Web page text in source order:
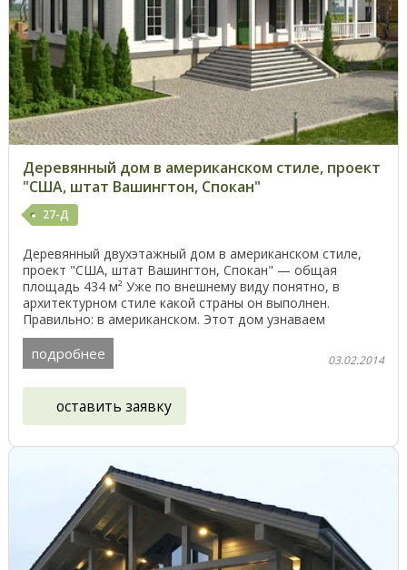
Деревянный дом в американском стиле, проект
"США, штат Вашингтон, Спокан"
27-Д
Деревянный двухэтажный дом в американском стиле,
проект "США, штат Вашингтон, Спокан" — общая
площадь 434 м² Уже по внешнему виду понятно, в
архитектурном стиле какой страны он выполнен.
Правильно: в американском. Этот дом узнаваем
благодаря ...
подробнее 03.02.2014
оставить заявку